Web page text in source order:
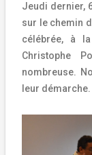
Jeudi dernier,
sur le chemin
célébrée, à
Christophe
nombreuse.
leur démarche.